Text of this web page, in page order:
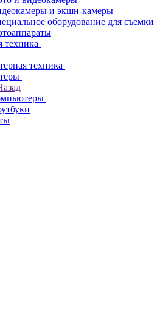
и экшн-камеры
оборудование для съемки
техника
техника